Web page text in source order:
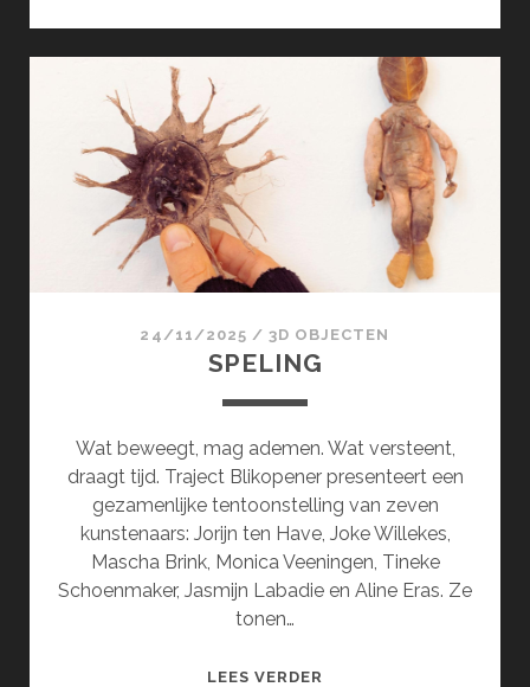
24/11/2025 /3D OBJECTEN
SPELING
Wat beweegt, mag ademen. Wat versteent,
draagt tijd. Traject Blikopener presenteert een
gezamenlijke tentoonstelling van zeven
kunstenaars: Jorijn ten Have, Joke Willekes,
Mascha Brink, Monica Veeningen, Tineke
Schoenmaker, Jasmijn Labadie en Aline Eras. Ze
tonen…
LEES VERDER